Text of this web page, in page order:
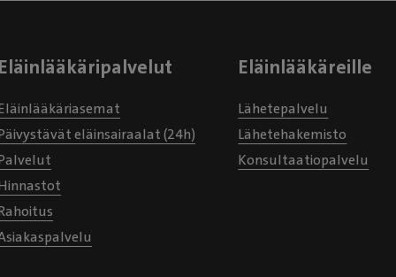
Eläinlääkäripalvelut
eläinsairaalat (24h)
Eläinlääkäreille
Lähetepalvelu
Lähetehakemisto
Konsultaatiopalvelu